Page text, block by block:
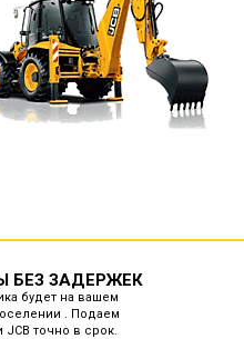
ЗАДЕРЖЕК
будет на вашем
. Подаем
JCB точно в срок.